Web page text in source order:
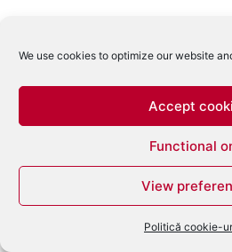
We use cookies to optimize our website
Accept
Functional
View
Politică cookie-